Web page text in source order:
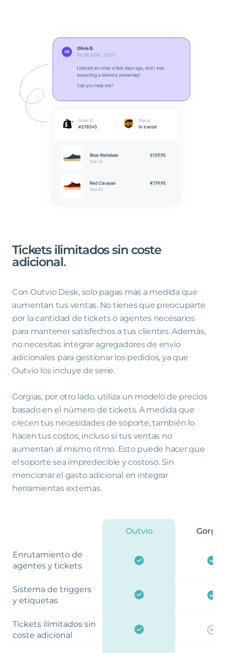
Tickets ilimitados sin coste
adicional.
Con Outvio Desk, solo pagas más a medida que
aumentan tus ventas. No tienes que preocuparte
por la cantidad de tickets o agentes necesarios
para mantener satisfechos a tus clientes. Además,
no necesitas integrar agregadores de envío
adicionales para gestionar los pedidos, ya que
Outvio los incluye de serie.
Gorgias, por otro lado, utiliza un modelo de precios
basado en el número de tickets. A medida que
crecen tus necesidades de soporte, también lo
hacen tus costos, incluso si tus ventas no
aumentan al mismo ritmo. Esto puede hacer que
el soporte sea impredecible y costoso. Sin
mencionar el gasto adicional en integrar
herramientas externas.
Outvio
Enrutamiento de
agentes y tickets
Sistema de triggers
y etiquetas
Tickets ilimitados sin
coste adicional